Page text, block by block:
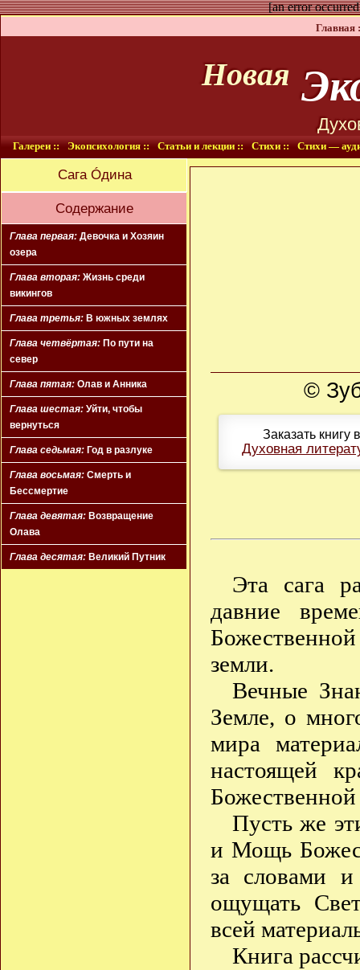
[an error
Главная
Новая
Галереи :: Экопсихология :: Статьи и лекции :: Стихи :: Стихи —
Сага Óдина
Содержание
Глава первая: Девочка и Хозяин
озера
Глава вторая: Жизнь среди
викингов
Глава третья: В южных землях
Глава четвёртая: По пути на
север
Глава пятая: Олав и Анника
Глава шестая: Уйти, чтобы
вернуться
Глава седьмая: Год в разлуке
Глава восьмая: Смерть и
Бессмертие
Глава девятая: Возвращение
Олава
Глава десятая: Великий Путник
©
Заказать книгу в
Духовная
Эта сага
давние
земли.
Вечные
Земле, о
мира
настоящей
Пусть же
и Мощь
за словами и
ощущать
всей
Книга